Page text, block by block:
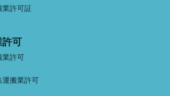
許可証
可
業許可
運搬業許可